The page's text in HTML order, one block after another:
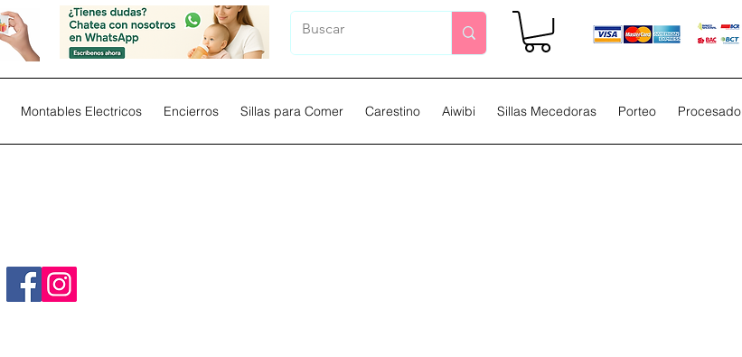
Montables Electricos Encierros Sillas para Comer Carestino Aiwibi Sillas Mecedoras Porteo